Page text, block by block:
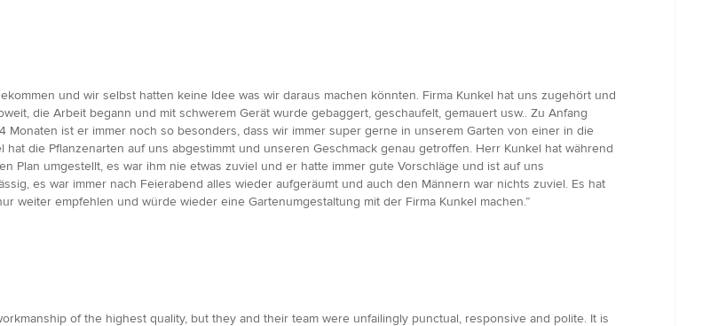
und wir selbst hatten keine Idee was wir daraus machen könnten. Firma Kunkel hat uns zugehört und
die Arbeit begann und mit schwerem Gerät wurde gebaggert, geschaufelt, gemauert usw.. Zu Anfang
Monaten ist er immer noch so besonders, dass wir immer super gerne in unserem Garten von einer in die
die Pflanzenarten auf uns abgestimmt und unseren Geschmack genau getroffen. Herr Kunkel hat während
Plan umgestellt, es war ihm nie etwas zuviel und er hatte immer gute Vorschläge und ist auf uns
es war immer nach Feierabend alles wieder aufgeräumt und auch den Männern war nichts zuviel. Es hat
weiter empfehlen und würde wieder eine Gartenumgestaltung mit der Firma Kunkel machen.”
of the highest quality, but they and their team were unfailingly punctual, responsive and polite. It is